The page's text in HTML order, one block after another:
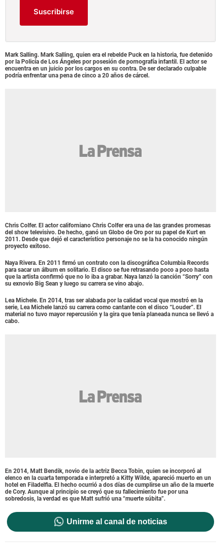
Suscribirse
Mark Salling. Mark Salling, quien era el rebelde Puck en la historia, fue detenido
por la Policía de Los Ángeles por posesión de pornografía infantil. El actor se
encuentra en un juicio por los cargos en su contra. De ser declarado culpable
podría enfrentar una pena de cinco a 20 años de cárcel.
Chris Colfer. El actor californiano Chris Colfer era una de las grandes promesas
del show televisivo. De hecho, ganó un Globo de Oro por su papel de Kurt en
2011. Desde que dejó el característico personaje no se la ha conocido ningún
proyecto exitoso.
Naya Rivera. En 2011 firmó un contrato con la discográfica Columbia Records
para sacar un álbum en solitario. El disco se fue retrasando poco a poco hasta
que la artista confirmó que no lo iba a grabar. Naya lanzó la canción “Sorry” con
su exnovio Big Sean y luego su carrera se vino abajo.
Lea Michele. En 2014, tras ser alabada por la calidad vocal que mostró en la
serie, Lea Michele lanzó su carrera como cantante con el disco “Louder”. El
material no tuvo mayor repercusión y la gira que tenía planeada nunca se llevó a
cabo.
En 2014, Matt Bendik, novio de la actriz Becca Tobin, quien se incorporó al
elenco en la cuarta temporada e interpretó a Kitty Wilde, apareció muerto en un
hotel en Filadelfia. El hecho ocurrió a dos días de cumplirse un año de la muerte
de Cory. Aunque al principio se creyó que su fallecimiento fue por una
sobredosis, la verdad es que Matt sufrió una “muerte súbita”.
Unirme al canal de noticias